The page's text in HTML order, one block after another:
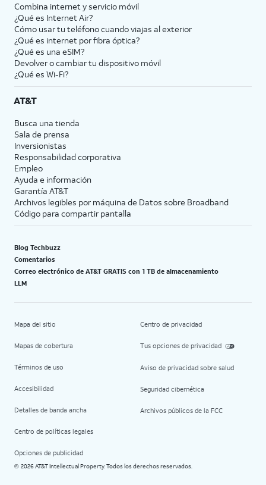
Combina internet y servicio móvil
¿Qué es Internet Air?
Cómo usar tu teléfono cuando viajas al exterior
¿Qué es internet por fibra óptica?
¿Qué es una eSIM?
Devolver o cambiar tu dispositivo móvil
¿Qué es Wi-Fi?
AT&T
Busca una tienda
Sala de prensa
Inversionistas
Responsabilidad corporativa
Empleo
Ayuda e información
Garantía AT&T
Archivos legibles por máquina de Datos sobre Broadband
Código para compartir pantalla
Blog Techbuzz
Comentarios
Correo electrónico de AT&T GRATIS con 1 TB de almacenamiento
LLM
Mapa del sitio
Mapas de cobertura
Términos de uso
Accesibilidad
Detalles de banda ancha
Centro de políticas legales
Opciones de publicidad
Centro de privacidad
Tus opciones de privacidad
Aviso de privacidad sobre salud
Seguridad cibernética
Archivos públicos de la FCC
© 2026 AT&T Intellectual Property. Todos los derechos reservados.